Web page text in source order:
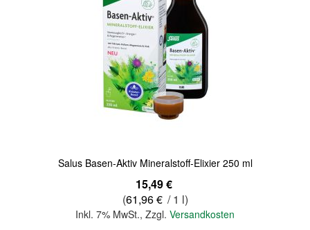
Salus Basen-Aktiv Mineralstoff-Elixier 250 ml
15,49 €
(61,96 € / 1 l)
Inkl. 7% MwSt., Zzgl. Versandkosten